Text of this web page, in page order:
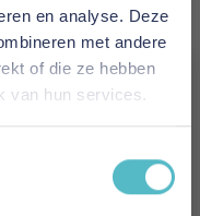
en analyse. Deze
met andere
of die ze hebben
van hun services.